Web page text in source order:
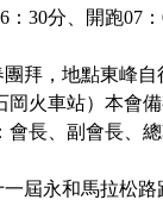
：30分、開跑07
團拜，地點東峰
岡火車站）本會
會長、副會長、
一屆永和馬拉松路